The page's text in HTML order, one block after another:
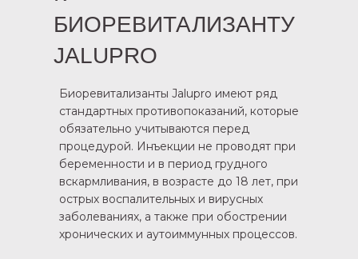
БИОРЕВИТАЛИЗАНТУ
JALUPRO
Биоревитализанты Jalupro имеют ряд
стандартных противопоказаний, которые
обязательно учитываются перед
процедурой. Инъекции не проводят при
беременности и в период грудного
вскармливания, в возрасте до 18 лет, при
острых воспалительных и вирусных
заболеваниях, а также при обострении
хронических и аутоиммунных процессов.